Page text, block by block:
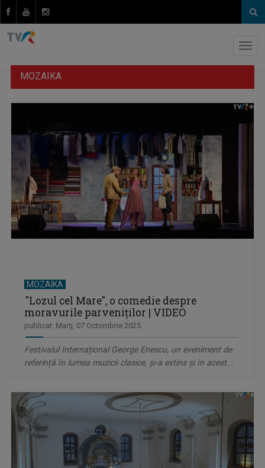
MOZAIKA
MOZAIKA
"Lozul cel Mare", o comedie despre
moravurile parveniților | VIDEO
publicat: Marţi, 07 Octombrie 2025
Festivalul Internațional George Enescu, un eveniment de
referință în lumea muzicii clasice, și-a extins și în acest...